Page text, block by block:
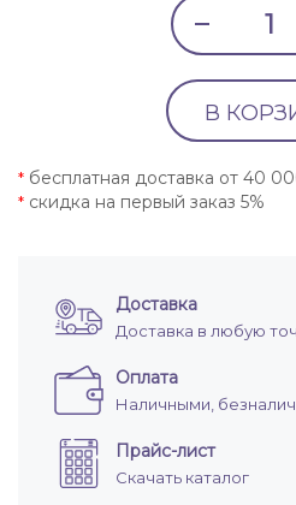
В
* бесплатная доставка от 40
* скидка на первый заказ 5%
Доставка
Доставка в любую
Оплата
Наличными,
Прайс-лист
Скачать каталог